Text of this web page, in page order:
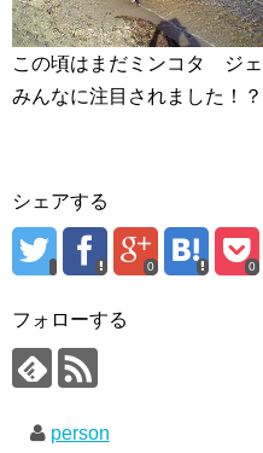
この頃はまだミンコタ ジ
みんなに注目されました！？
シェアする
0 0
フォローする
person